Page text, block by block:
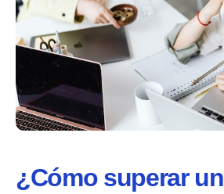
¿Cómo superar